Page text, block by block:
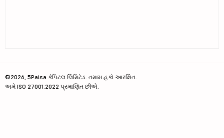
©2026, 5Paisa કેપિટલ લિમિટેડ. તમામ હકો આરક્ષિત.
અમે ISO 27001:2022 પ્રમાણિત છીએ.